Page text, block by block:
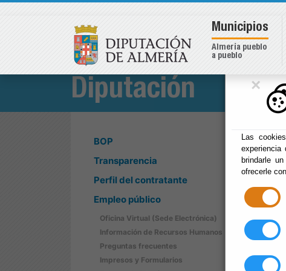
×
Las
brindarle
ofrecerle
Diputación
BOP
Transparencia
Perfil del contratante
Empleo público
Oficina Virtual (Sede Electrónica)
Información de Recursos Humanos
Preguntas frecuentes
Impresos y Formularios
Municipios
Almería pueblo
a pueblo